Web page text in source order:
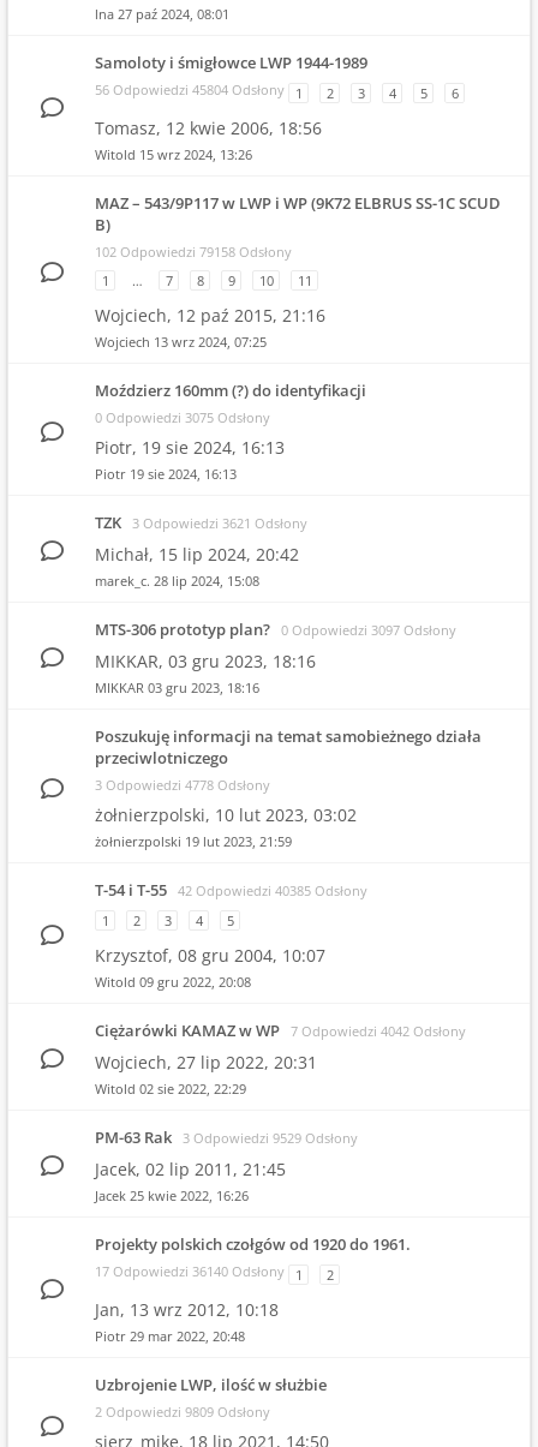
lna 27 paź 2024, 08:01
Samoloty i śmigłowce LWP 1944-1989
56 Odpowiedzi 45804 Odsłony 1 2 3 4 5 6
Tomasz, 12 kwie 2006, 18:56
Witold 15 wrz 2024, 13:26
MAZ – 543/9P117 w LWP i WP (9K72 ELBRUS SS-1C SCUD
B)
102 Odpowiedzi 79158 Odsłony
1
… 7 8 9 10 11
Wojciech, 12 paź 2015, 21:16
Wojciech 13 wrz 2024, 07:25
Moździerz 160mm (?) do identyfikacji
0 Odpowiedzi 3075 Odsłony
Piotr, 19 sie 2024, 16:13
Piotr 19 sie 2024, 16:13
TZK 3 Odpowiedzi 3621 Odsłony
Michał, 15 lip 2024, 20:42
marek_c. 28 lip 2024, 15:08
MTS-306 prototyp plan? 0 Odpowiedzi 3097 Odsłony
MIKKAR, 03 gru 2023, 18:16
MIKKAR 03 gru 2023, 18:16
Poszukuję informacji na temat samobieżnego działa
przeciwlotniczego
3 Odpowiedzi 4778 Odsłony
żołnierzpolski, 10 lut 2023, 03:02
żołnierzpolski 19 lut 2023, 21:59
T-54 i T-55 42 Odpowiedzi 40385 Odsłony
1
2 3 4 5
Krzysztof, 08 gru 2004, 10:07
Witold 09 gru 2022, 20:08
Ciężarówki KAMAZ w WP 7 Odpowiedzi 4042 Odsłony
Wojciech, 27 lip 2022, 20:31
Witold 02 sie 2022, 22:29
PM-63 Rak 3 Odpowiedzi 9529 Odsłony
Jacek, 02 lip 2011, 21:45
Jacek 25 kwie 2022, 16:26
Projekty polskich czołgów od 1920 do 1961.
17 Odpowiedzi 36140 Odsłony 1 2
Jan, 13 wrz 2012, 10:18
Piotr 29 mar 2022, 20:48
Uzbrojenie LWP, ilość w służbie
2 Odpowiedzi 9809 Odsłony
sierz_mike, 18 lip 2021, 14:50